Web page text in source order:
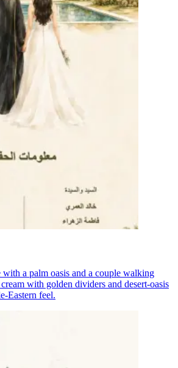
a palm oasis and a couple walking
with golden dividers and desert-oasis
Eastern feel.